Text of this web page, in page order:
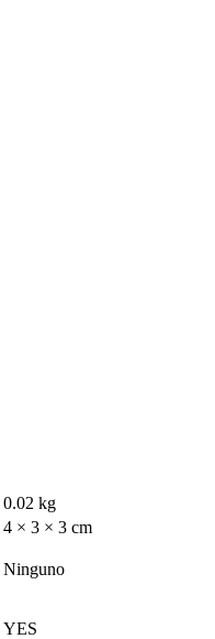
0.02 kg
4 × 3 × 3 cm
Ninguno
YES